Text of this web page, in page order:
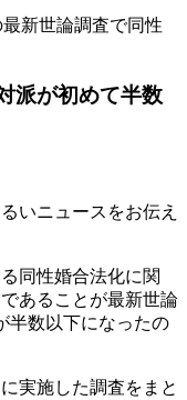
新世論調査で同性
派が初めて半数
いニュースをお伝え
同性婚合法化に関
あることが最新世論
半数以下になったの
実施した調査をまと